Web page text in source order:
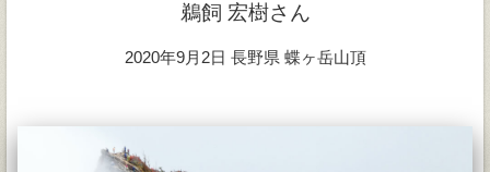
鵜飼 宏樹さん
2020年9月2日 長野県 蝶ヶ岳山頂